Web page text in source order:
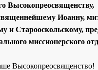
Высокопреосвященству,
Иоанну,
и Старооскольскому,
миссионерского
Высокопреосвященство!